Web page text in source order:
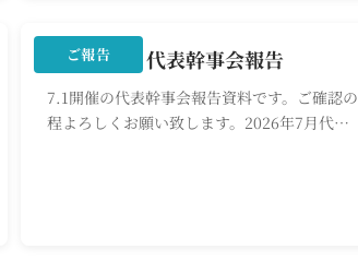
ご報告
2026年7月代表幹事会報告
7.1開催の代表幹事会報告資料です。ご確認の
程よろしくお願い致します。2026年7月代表